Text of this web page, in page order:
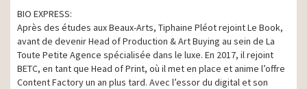
BIO EXPRESS:
Après des études aux Beaux-Arts, Tiphaine Pléot rejoint Le Book,
avant de devenir Head of Production & Art Buying au sein de La
Toute Petite Agence spécialisée dans le luxe. En 2017, il rejoint
BETC, en tant que Head of Print, où il met en place et anime l’offre
Content Factory un an plus tard. Avec l’essor du digital et son